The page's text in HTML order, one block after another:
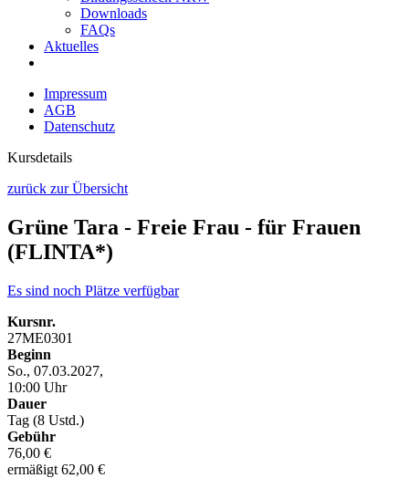
Downloads
FAQs
Aktuelles
Impressum
AGB
Datenschutz
Kursdetails
zurück zur Übersicht
Grüne Tara - Freie Frau - für Frauen
(FLINTA*)
Es sind noch Plätze verfügbar
Kursnr.
27ME0301
Beginn
So., 07.03.2027,
10:00 Uhr
Dauer
Tag (8 Ustd.)
Gebühr
76,00 €
ermäßigt 62,00 €